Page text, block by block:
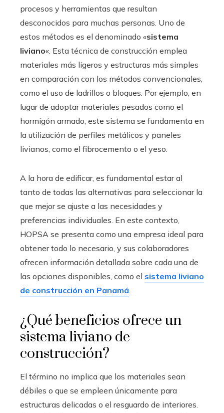
procesos y herramientas que resultan
desconocidos para muchas personas. Uno de
estos métodos es el denominado «sistema
liviano«. Esta técnica de construcción emplea
materiales más ligeros y estructuras más simples
en comparación con los métodos convencionales,
como el uso de ladrillos o bloques. Por ejemplo, en
lugar de adoptar materiales pesados como el
hormigón armado, este sistema se fundamenta en
la utilización de perfiles metálicos y paneles
livianos, como el fibrocemento o el yeso.
A la hora de edificar, es fundamental estar al
tanto de todas las alternativas para seleccionar la
que mejor se ajuste a las necesidades y
preferencias individuales. En este contexto,
HOPSA se presenta como una empresa ideal para
obtener todo lo necesario, y sus colaboradores
ofrecen información detallada sobre cada una de
las opciones disponibles, como el sistema liviano
de construcción en Panamá.
¿Qué beneficios ofrece un
sistema liviano de
construcción?
El término no implica que los materiales sean
débiles o que se empleen únicamente para
estructuras delicadas o el resguardo de interiores.